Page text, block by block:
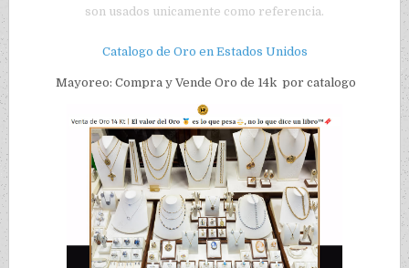
son usados unicamente como referencia.
Catalogo de Oro en Estados Unidos
Mayoreo: Compra y Vende Oro de 14k por catalogo